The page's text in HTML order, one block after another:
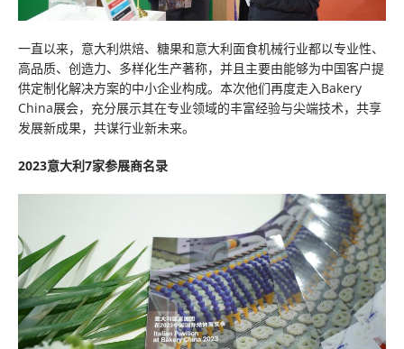
一直以来，意大利烘焙、糖果和意大利面食机械行业都以专业性、
高品质、创造力、多样化生产著称，并且主要由能够为中国客户提
供定制化解决方案的中小企业构成。本次他们再度走入Bakery
China展会，充分展示其在专业领域的丰富经验与尖端技术，共享
发展新成果，共谋行业新未来。
2023意大利7家参展商名录